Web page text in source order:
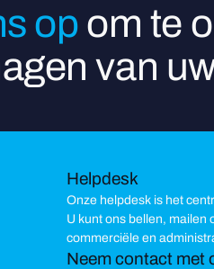
op om te
van
Helpdesk
Onze helpdesk is het
U kunt ons bellen, mailen
commerciële en
Neem contact met